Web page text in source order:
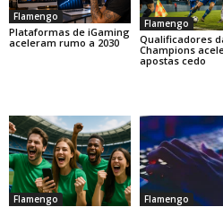
Flamengo
Plataformas de iGaming
aceleram rumo a 2030
Flamengo
Qualificadores
Champions
apostas cedo
Flamengo Flamengo